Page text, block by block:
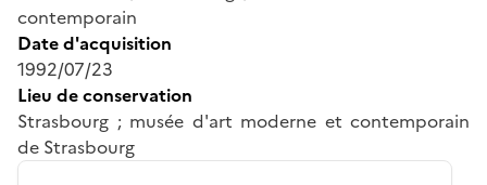
contemporain
Date d'acquisition
1992/07/23
Lieu de conservation
Strasbourg ; musée d'art moderne et contemporain
de Strasbourg